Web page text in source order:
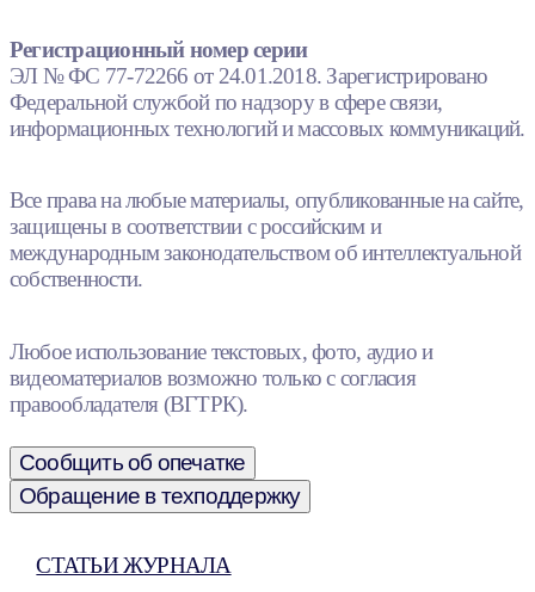
Регистрационный номер серии
ЭЛ № ФС 77-72266 от 24.01.2018. Зарегистрировано
Федеральной службой по надзору в сфере связи,
информационных технологий и массовых коммуникаций.
Все права на любые материалы, опубликованные на сайте,
защищены в соответствии с российским и
международным законодательством об интеллектуальной
собственности.
Любое использование текстовых, фото, аудио и
видеоматериалов возможно только с согласия
правообладателя (ВГТРК).
Сообщить об опечатке
Обращение в техподдержку
СТАТЬИ ЖУРНАЛА